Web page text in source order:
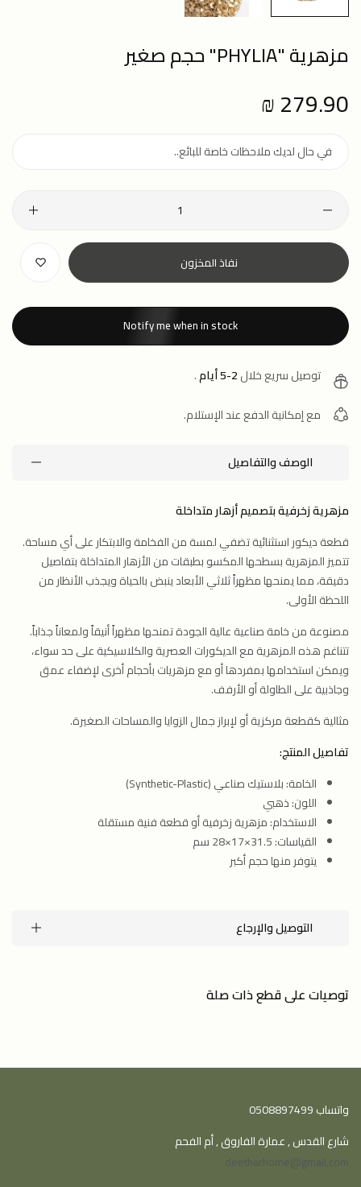
مزهرية "PHYLIA" حجم صغير
Regular
price
279.90 ₪
نفاذ المخزون
Notify me when in stock
توصيل سريع خلال2-5 أيام
.
مع إمكانية الدفع عند الإستلام.
الوصف والتفاصيل
مزهرية زخرفية بتصميم أزهار متداخلة
قطعة ديكور استثنائية تضفي لمسة من الفخامة والابتكار على أي مساحة.
تتميز المزهرية بسطحها المكسو بطبقات من الأزهار المتداخلة بتفاصيل
دقيقة، مما يمنحها مظهراً ثلاثي الأبعاد ينبض بالحياة ويجذب الأنظار من
اللحظة الأولى.
مصنوعة من خامة صناعية عالية الجودة تمنحها مظهراً أنيقاً ولمعاناً جذاباً.
تتناغم هذه المزهرية مع الديكورات العصرية والكلاسيكية على حد سواء،
ويمكن استخدامها بمفردها أو مع مزهريات بأحجام أخرى لإضفاء عمق
وجاذبية على الطاولة أو الأرفف.
مثالية كقطعة مركزية أو لإبراز جمال الزوايا والمساحات الصغيرة.
تفاصيل المنتج:
الخامة: بلاستيك صناعي (Synthetic-Plastic)
اللون: ذهبي
الاستخدام: مزهرية زخرفية أو قطعة فنية مستقلة
القياسات: 31.5×17×28 سم
يتوفر منها حجم أكبر
التوصيل والإرجاع
توصيات على قطع ذات صلة
واتساب 0508897499
شارع القدس , عمارة الفاروق , أم الفحم